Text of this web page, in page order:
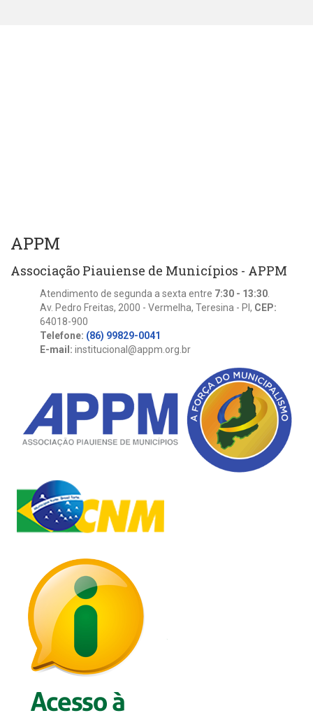
APPM
Associação Piauiense de Municípios - APPM
Atendimento de segunda a sexta entre 7:30 - 13:30
Av. Pedro Freitas, 2000 - Vermelha, Teresina - PI, CEP:
64018-900
Telefone: (86) 99829-0041
E-mail: institucional@appm.org.br